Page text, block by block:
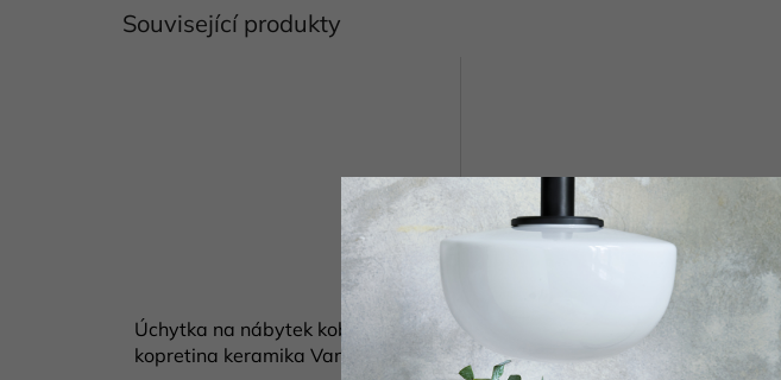
Související produkty
Úchytka na nábytek kobalt
kopretina keramika Vanya
Úchytka na nábytek modrá větrník
keramika Vanya